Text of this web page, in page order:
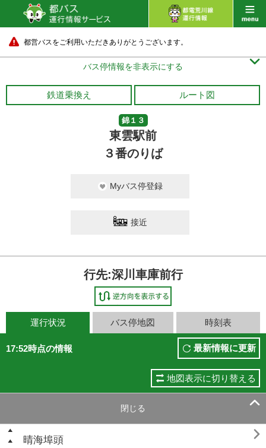
都営バスをご利用いただきありがとうございます。
バス停情報を非表示にする 
鉄道乗換え ルート図
錦１３
東雲駅前
３番のりば
Myバス停登録
接近
行先:深川車庫前行
運行状況 バス停地図 時刻表
17:52時点の情報 最新情報に更新
地図表示に切り替える
閉じる 
晴海埠頭 